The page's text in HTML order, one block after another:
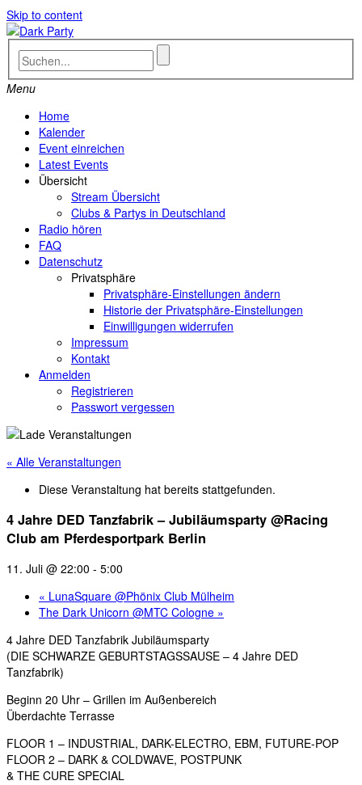
Skip to content
Menu
Home
Kalender
Event einreichen
Latest Events
Übersicht
Stream Übersicht
Clubs & Partys in Deutschland
Radio hören
FAQ
Datenschutz
Privatsphäre
Privatsphäre-Einstellungen ändern
Historie der Privatsphäre-Einstellungen
Einwilligungen widerrufen
Impressum
Kontakt
Anmelden
Registrieren
Passwort vergessen
« Alle Veranstaltungen
Diese Veranstaltung hat bereits stattgefunden.
4 Jahre DED Tanzfabrik – Jubiläumsparty @Racing
Club am Pferdesportpark Berlin
11. Juli @ 22:00 - 5:00
« LunaSquare @Phönix Club Mülheim
The Dark Unicorn @MTC Cologne »
4 Jahre DED Tanzfabrik Jubiläumsparty
(DIE SCHWARZE GEBURTSTAGSSAUSE – 4 Jahre DED
Tanzfabrik)
Beginn 20 Uhr – Grillen im Außenbereich
Überdachte Terrasse
FLOOR 1 – INDUSTRIAL, DARK-ELECTRO, EBM, FUTURE-POP
FLOOR 2 – DARK & COLDWAVE, POSTPUNK
& THE CURE SPECIAL